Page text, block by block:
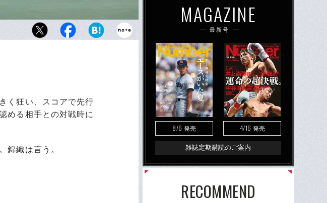
連敗となったとはいえ、ジョコビッチ相手に
く狂い、スコアで先行
める相手との対戦時に
錦織は言う。
MAGAZINE
最新号
8/6 発売 4/16 発売
雑誌定期購読のご案内
RECOMMEND